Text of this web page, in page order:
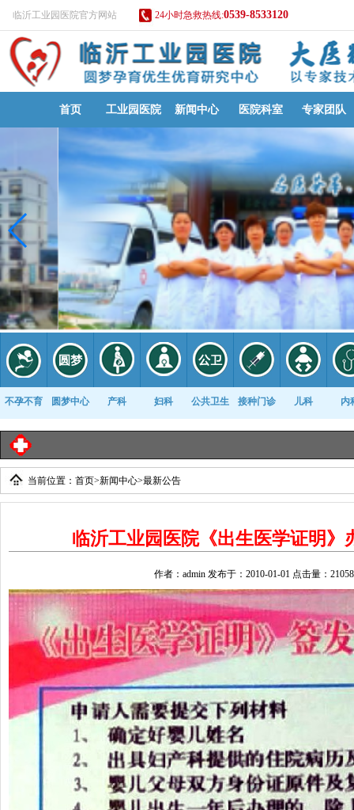
临沂工业园医院官方网站 24小时急救热线:0539-8533120
首页 工业园医院 新闻中心 医院科室 专家团队
不孕不育 圆梦中心 产科 妇科 公共卫生 接种门诊 儿科 内
康复科
当前位置： 首页>新闻中心>最新公告
临沂工业园医院《出生医学证明》
作者：admin 发布于：2010-01-01 点击量：21058